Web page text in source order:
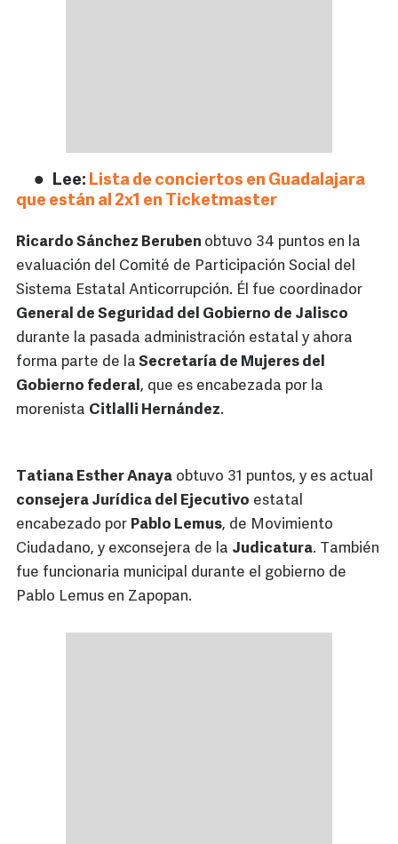
Lee: Lista de conciertos en Guadalajara
que están al 2x1 en Ticketmaster
Ricardo Sánchez Beruben obtuvo 34 puntos en la
evaluación del Comité de Participación Social del
Sistema Estatal Anticorrupción. Él fue coordinador
General de Seguridad del Gobierno de Jalisco
durante la pasada administración estatal y ahora
forma parte de la Secretaría de Mujeres del
Gobierno federal, que es encabezada por la
morenista Citlalli Hernández.
Tatiana Esther Anaya obtuvo 31 puntos, y es actual
consejera Jurídica del Ejecutivo estatal
encabezado por Pablo Lemus, de Movimiento
Ciudadano, y exconsejera de la Judicatura. También
fue funcionaria municipal durante el gobierno de
Pablo Lemus en Zapopan.